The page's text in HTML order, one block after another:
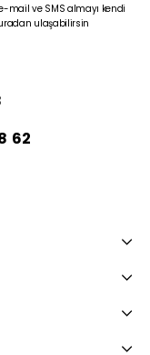
mail ve SMS almayı kendi
ulaşabilirsin
62